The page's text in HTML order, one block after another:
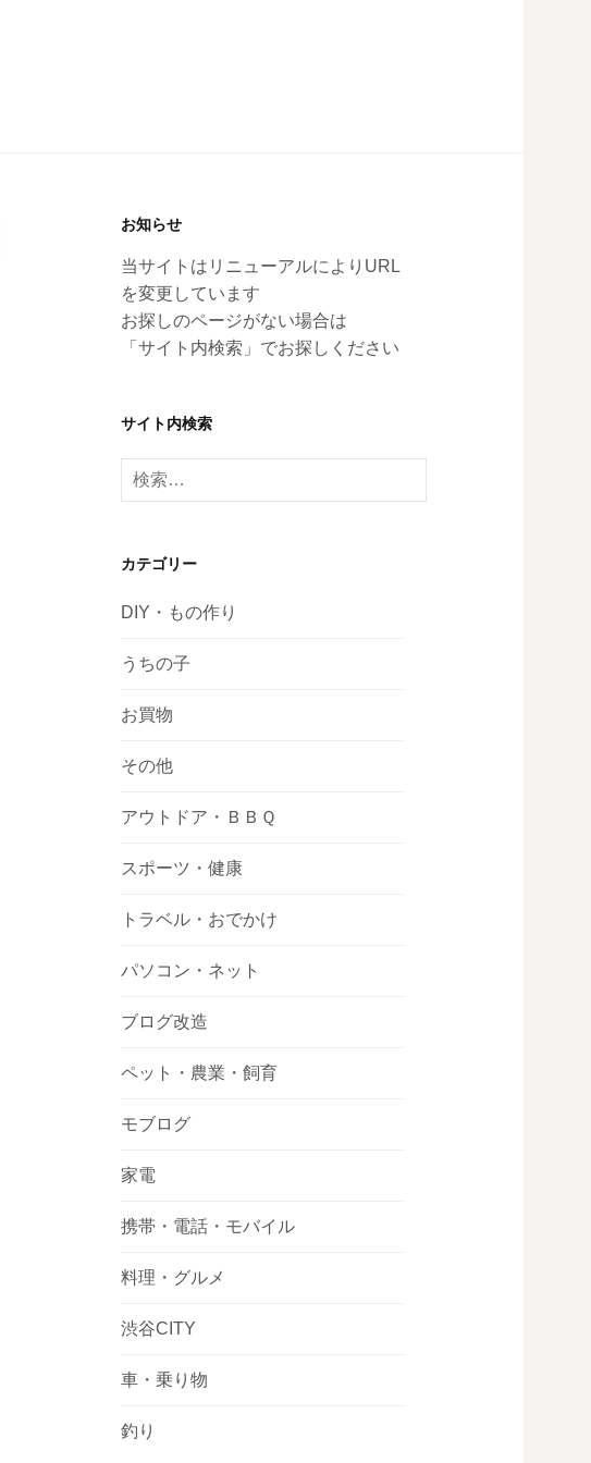
お知らせ
当サイトはリニューアルによりURL
を変更しています
お探しのページがない場合は
「サイト内検索」でお探しください
サイト内検索
検
索:
カテゴリー
DIY・もの作り
うちの子
お買物
その他
アウトドア・ＢＢＱ
スポーツ・健康
トラベル・おでかけ
パソコン・ネット
ブログ改造
ペット・農業・飼育
モブログ
家電
携帯・電話・モバイル
料理・グルメ
渋谷CITY
車・乗り物
釣り